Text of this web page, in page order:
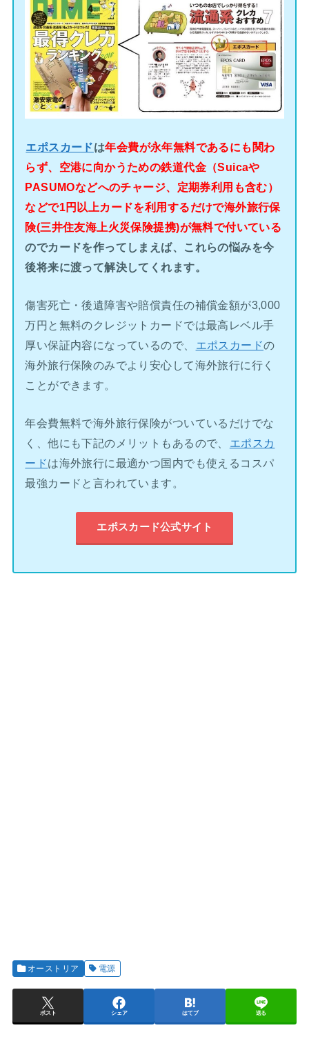
エポスカードは年会費が永年無料であるにも関わ
らず、空港に向かうための鉄道代金（Suicaや
PASUMOなどへのチャージ、定期券利用も含む）
などで1円以上カードを利用するだけで海外旅行保
険(三井住友海上火災保険提携)が無料で付いている
のでカードを作ってしまえば、これらの悩みを今
後将来に渡って解決してくれます。
傷害死亡・後遺障害や賠償責任の補償金額が3,000
万円と無料のクレジットカードでは最高レベル手
厚い保証内容になっているので、
エポスカードの
海外旅行保険のみでより安心して海外旅行に行く
ことができます。
年会費無料で海外旅行保険がついているだけでな
く、他にも下記のメリットもあるので、
エポスカ
ードは海外旅行に最適かつ国内でも使えるコスパ
最強カードと言われています。
エポスカード公式サイト
オーストリア 電源
ポスト シェア はてブ 送る